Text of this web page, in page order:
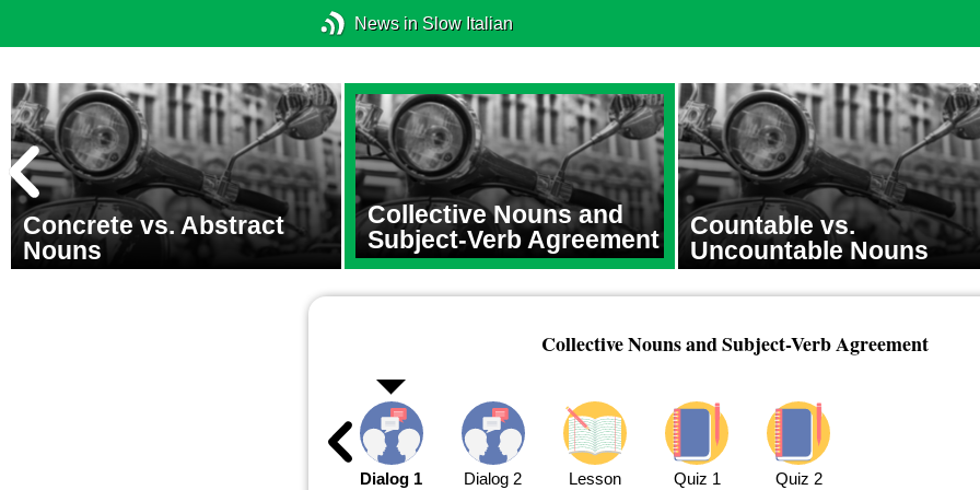
News in Slow Italian
Concrete vs. Abstract
Nouns
Collective Nouns and
Subject-Verb Agreement
Countable vs.
Uncountable Nouns
Collective Nouns and Subject-Verb Agreement
Dialog 1 Dialog 2 Lesson Quiz 1 Quiz 2